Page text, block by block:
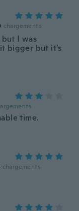
chargements
but I was
bigger but it’s
time.
chargements